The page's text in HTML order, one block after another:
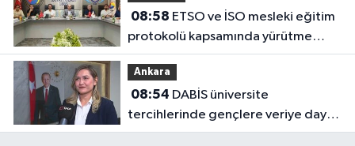
08:58
protokolü kapsamında yürütme
kurulu toplandı
Ankara
08:54
tercihlerinde gençlere veriye dayalı
rehberlik sunuyor